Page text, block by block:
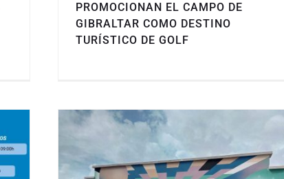
PROMOCIONAN EL CAMPO DE
GIBRALTAR COMO DESTINO
TURÍSTICO DE GOLF